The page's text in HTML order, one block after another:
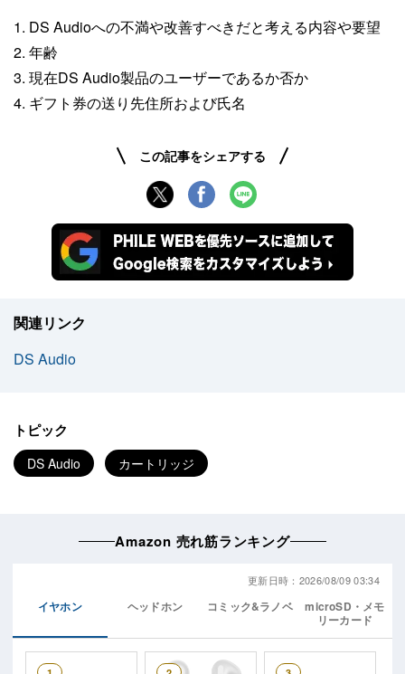
1. DS Audioへの不満や改善すべきだと考える内容や要望
2. 年齢
3. 現在DS Audio製品のユーザーであるか否か
4. ギフト券の送り先住所および氏名
この記事をシェアする
関連リンク
DS Audio
トピック
DS Audio カートリッジ